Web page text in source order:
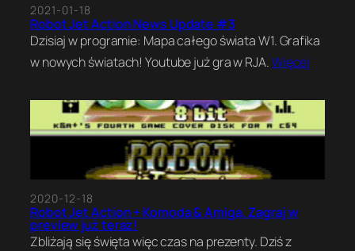
2021-01-18
Robot Jet Action News Update #3
Dzisiaj w programie: Mapa całego świata W1. Grafika
w nowych światach! Youtube już gra w RJA.Więcej
2020-12-18
Robot Jet Action + Komoda & Amiga. Zagraj w
preview już teraz!
Zbliżają się święta więc czas na prezenty. Dziś z